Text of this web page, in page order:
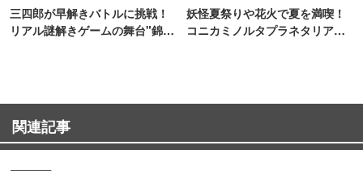
三四郎が早解きバトルに挑戦！
リアル謎解きゲームの舞台"錦糸
妖怪夏祭りや花火で夏を満喫！
コニカミノルタプラネタリア
関連記事